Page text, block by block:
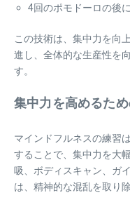
4回のポモドーロの後
この技術は、集中力を向
進し、全体的な生産性を
す。
集中力を高めるた
マインドフルネスの練習
することで、集中力を大
吸、ボディスキャン、ガ
は、精神的な混乱を取り